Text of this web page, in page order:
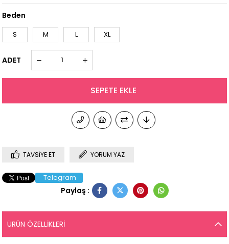
Beden
S M L XL
ADET
TAVSIYE ET YORUM YAZ
Telegram
Paylaş :
ÜRÜN ÖZELLIKLERI